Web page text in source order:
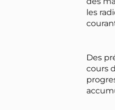
les
Des
cours